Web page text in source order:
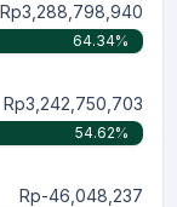
Rp3,288,798,940
64.34%
Rp3,242,750,703
54.62%
Rp-46,048,237